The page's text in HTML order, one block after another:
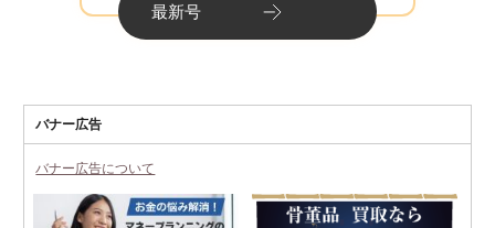
最新号
バナー広告
バナー広告について